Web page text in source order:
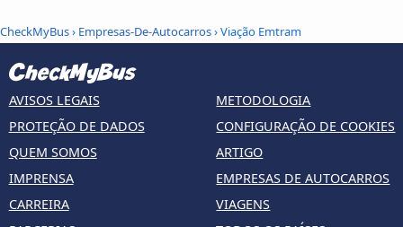
CheckMyBus› Empresas-De-Autocarros› Viação Emtram
AVISOS LEGAIS
PROTEÇÃO DE DADOS
QUEM SOMOS
IMPRENSA
CARREIRA
METODOLOGIA
CONFIGURAÇÃO DE COOKIES
ARTIGO
EMPRESAS DE AUTOCARROS
VIAGENS